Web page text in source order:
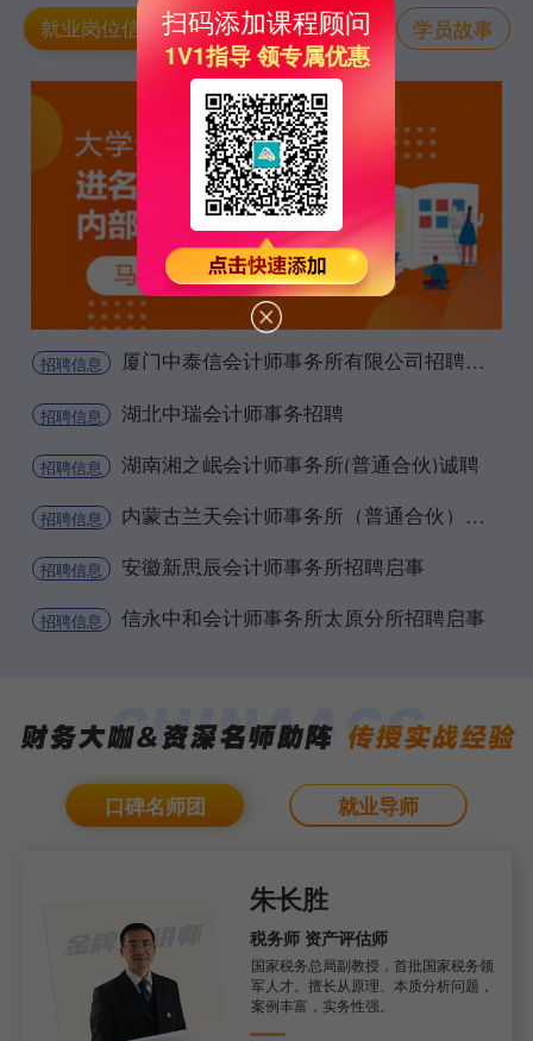
就业岗位信息 实习岗求职信息 学员故事
招聘信息 厦门中泰信会计师事务所有限公司招聘启事
招聘信息 湖北中瑞会计师事务招聘
招聘信息 湖南湘之岷会计师事务所(普通合伙)诚聘
招聘信息 内蒙古兰天会计师事务所（普通合伙）招聘信息
招聘信息 安徽新思辰会计师事务所招聘启事
招聘信息 信永中和会计师事务所太原分所招聘启事
口碑名师团 就业导师
朱长胜
税务师 资产评估师
国家税务总局副教授，首批国家税务领
军人才。擅长从原理、本质分析问题，
案例丰富，实务性强。
扫码添加课程顾问
1V1指导 领专属优惠